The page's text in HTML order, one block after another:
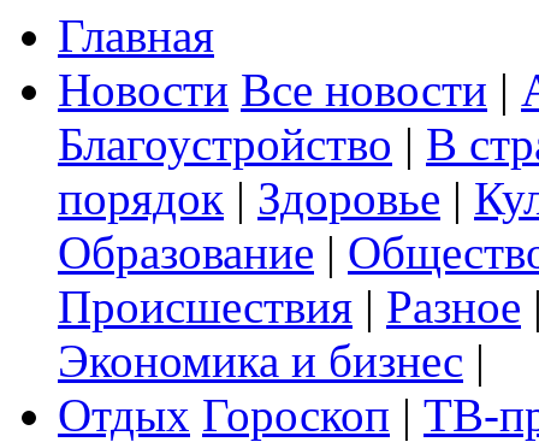
Главная
Новости Все новости |
Благоустройство | В
порядок | Здоровье |
Образование |
Происшествия | Разное
Экономика и бизнес |
Отдых Гороскоп | ТВ-